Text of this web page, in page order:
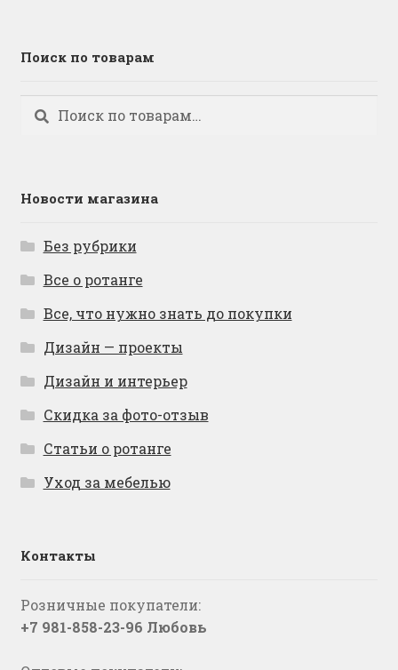
Поиск по товарам
Искать:
Поиск
Новости магазина
Без рубрики
Все о ротанге
Все, что нужно знать до покупки
Дизайн — проекты
Дизайн и интерьер
Скидка за фото-отзыв
Статьи о ротанге
Уход за мебелью
Контакты
Розничные покупатели:
+7 981-858-23-96 Любовь